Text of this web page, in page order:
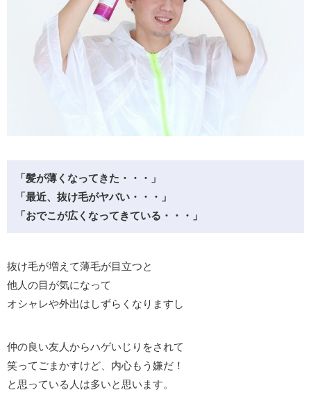
「髪が薄くなってきた・・・」
「最近、抜け毛がヤバい・・・」
「おでこが広くなってきている・・・」
抜け毛が増えて薄毛が目立つと
他人の目が気になって
オシャレや外出はしずらくなりますし
仲の良い友人からハゲいじりをされて
笑ってごまかすけど、内心もう嫌だ！
と思っている人は多いと思います。